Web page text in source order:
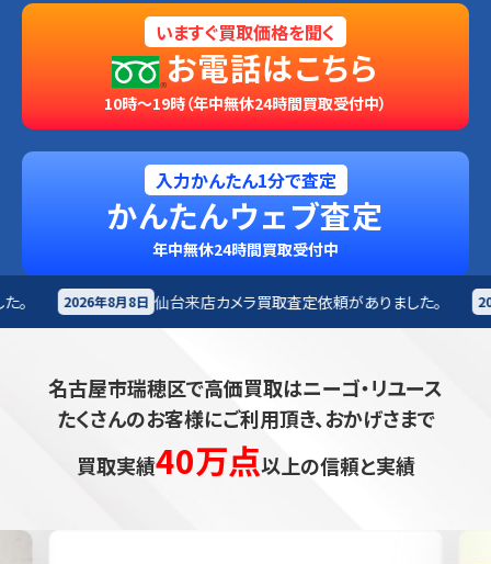
いますぐ買取価格を聞く
お電話はこちら
10時～19時（年中無休24時間買取受付中）
入力かんたん1分で査定
かんたんウェブ査定
年中無休24時間買取受付中
台来店 カメラ買取査定依頼がありました。 2026年8月8日 札幌市 カ
名古屋市瑞穂区で高価買取はニーゴ・リユース
たくさんのお客様にご利用頂き、おかげさまで
買取実績40万点以上の信頼と実績